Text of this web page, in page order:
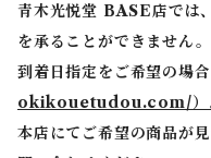
青木光悦堂 BASE店では
を承ることができません。
到着日指定をご希望の場
okikouetudou.com/）よ
本店にてご希望の商品が